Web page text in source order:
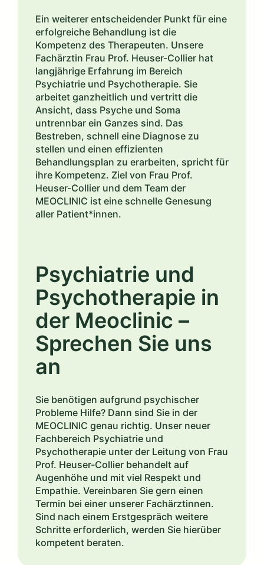
Ein weiterer entscheidender Punkt für eine
erfolgreiche Behandlung ist die
Kompetenz des Therapeuten. Unsere
Fachärztin Frau Prof. Heuser-Collier hat
langjährige Erfahrung im Bereich
Psychiatrie und Psychotherapie. Sie
arbeitet ganzheitlich und vertritt die
Ansicht, dass Psyche und Soma
untrennbar ein Ganzes sind. Das
Bestreben, schnell eine Diagnose zu
stellen und einen effizienten
Behandlungsplan zu erarbeiten, spricht für
ihre Kompetenz. Ziel von Frau Prof.
Heuser-Collier und dem Team der
MEOCLINIC ist eine schnelle Genesung
aller Patient*innen.
Psychiatrie und
Psychotherapie in
der Meoclinic –
Sprechen Sie uns
an
Sie benötigen aufgrund psychischer
Probleme Hilfe? Dann sind Sie in der
MEOCLINIC genau richtig. Unser neuer
Fachbereich Psychiatrie und
Psychotherapie unter der Leitung von Frau
Prof. Heuser-Collier behandelt auf
Augenhöhe und mit viel Respekt und
Empathie. Vereinbaren Sie gern einen
Termin bei einer unserer Fachärztinnen.
Sind nach einem Erstgespräch weitere
Schritte erforderlich, werden Sie hierüber
kompetent beraten.